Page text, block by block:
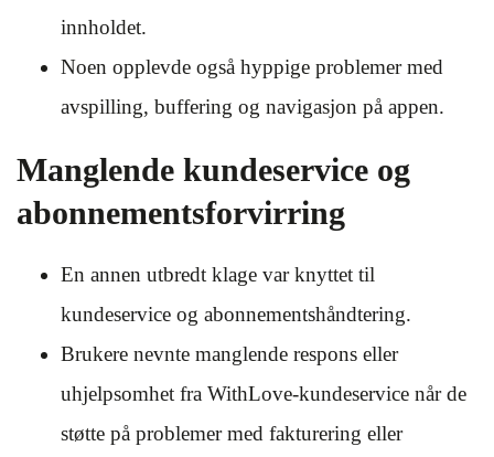
innholdet.
Noen opplevde også hyppige problemer med
avspilling, buffering og navigasjon på appen.
Manglende kundeservice og
abonnementsforvirring
En annen utbredt klage var knyttet til
kundeservice og abonnementshåndtering.
Brukere nevnte manglende respons eller
uhjelpsomhet fra WithLove-kundeservice når de
støtte på problemer med fakturering eller